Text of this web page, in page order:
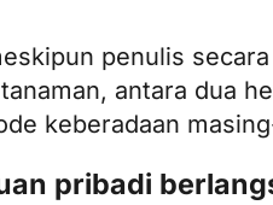
penulis
antara dua
keberadaan
pribadi